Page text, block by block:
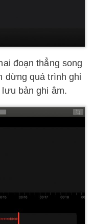
đoạn thẳng song
dừng quá trình ghi
lưu bản ghi âm.